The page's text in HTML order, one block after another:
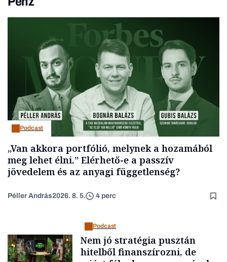
Podcast
„Van akkora portfólió, melynek a hozamából
meg lehet élni.” Elérhető-e a passzív
jövedelem és az anyagi függetlenség?
Péller András2026. 8. 5. 4 perc
Podcast
Nem jó stratégia pusztán
hitelből finanszírozni, de